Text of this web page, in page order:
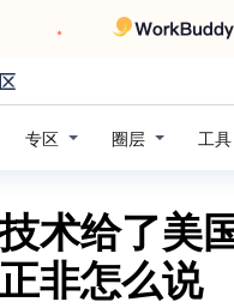
专区 圈层 工具
术给了美
非怎么说